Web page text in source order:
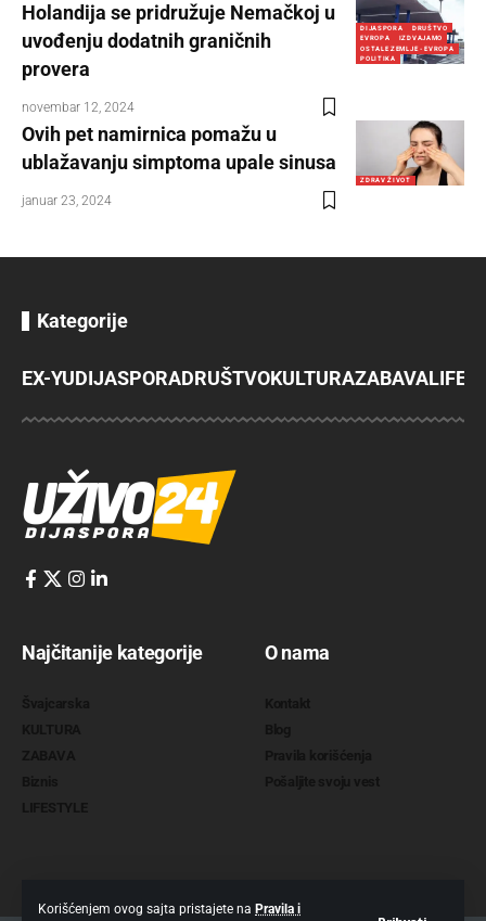
Korišćenjem ovog sajta pristajete na Pravila i
DIJASPORA
DRUŠTVO
EVROPA
IZDVAJAMO
OSTALE ZEMLJE - EVROPA
POLITIKA
Holandija se pridružuje Nemačkoj u
uvođenju dodatnih graničnih
provera
novembar 12, 2024
ZDRAV ŽIVOT
Ovih pet namirnica pomažu u
ublažavanju simptoma upale sinusa
januar 23, 2024
Kategorije
EX-YUDIJASPORADRUŠTVOKULTURAZABAVA
Najčitanije kategorije O nama